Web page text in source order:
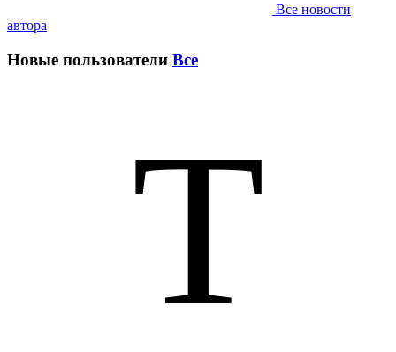
Все новости
автора
Новые пользователи Все
T